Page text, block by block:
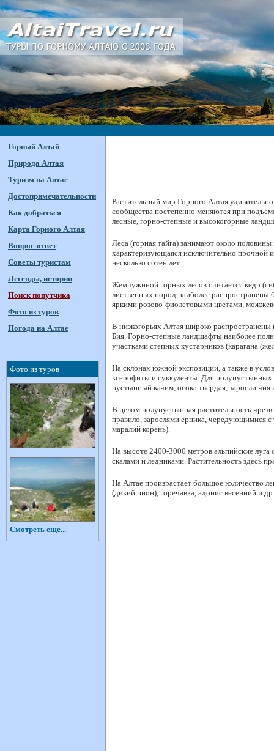
Горный Алтай
Природа Алтая
Туризм на Алтае
Достопримечательности
Как добраться
Карта Горного Алтая
Вопрос-ответ
Советы туристам
Легенды, истории
Поиск попутчика
Фото из туров
Погода на Алтае
Фото из туров
Смотреть еще...
Растительный мир Горного Алтая
сообщества постепенно меняются при
лесные, горно-степные и высокогорные
Леса (горная тайга) занимают около
характеризующаяся исключительно прочной
несколько сотен лет.
Жемчужиной горных лесов считается кедр
лиственных пород наиболее распространены
яркими розово-фиолетовыми цветами,
В низкогорьях Алтая широко
Бия. Горно-степные ландшафты наиболее
участками степных кустарников (карагана
На склонах южной экспозиции, а также в
ксерофиты и суккуленты. Для полупустынных
пустынный качим, осока твердая, заросли чия
В целом полупустынная растительность
правило, зарослями ерника, чередующимися
маралий корень).
На высоте 2400-3000 метров альпийские
скалами и ледниками. Растительность здесь
На Алтае произрастает большое количество
(дикий пион), горечавка, адонис весенний и др.